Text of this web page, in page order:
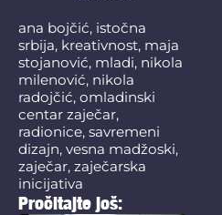
ana bojčić, istočna
srbija, kreativnost, maja
stojanović, mladi, nikola
milenović, nikola
radojčić, omladinski
centar zaječar,
radionice, savremeni
dizajn, vesna madžoski,
zaječar, zaječarska
inicijativa
Pročitajte još: